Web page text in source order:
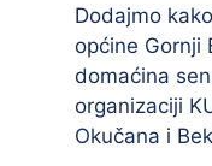
Dodajmo
općine Gornji
domaćina
organizaciji
Okučana i